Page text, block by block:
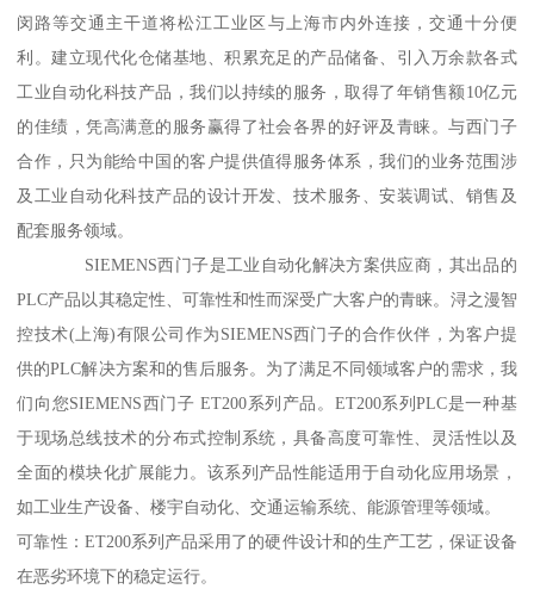
闵路等交通主干道将松江工业区与上海市内外连接，交通十分便
利。建立现代化仓储基地、积累充足的产品储备、引入万余款各式
工业自动化科技产品，我们以持续的服务，取得了年销售额10亿元
的佳绩，凭高满意的服务赢得了社会各界的好评及青睐。与西门子
合作，只为能给中国的客户提供值得服务体系，我们的业务范围涉
及工业自动化科技产品的设计开发、技术服务、安装调试、销售及
配套服务领域。
SIEMENS西门子是工业自动化解决方案供应商，其出品的
PLC产品以其稳定性、可靠性和性而深受广大客户的青睐。浔之漫智
控技术(上海)有限公司作为SIEMENS西门子的合作伙伴，为客户提
供的PLC解决方案和的售后服务。为了满足不同领域客户的需求，我
们向您SIEMENS西门子 ET200系列产品。ET200系列PLC是一种基
于现场总线技术的分布式控制系统，具备高度可靠性、灵活性以及
全面的模块化扩展能力。该系列产品性能适用于自动化应用场景，
如工业生产设备、楼宇自动化、交通运输系统、能源管理等领域。
可靠性：ET200系列产品采用了的硬件设计和的生产工艺，保证设备
在恶劣环境下的稳定运行。